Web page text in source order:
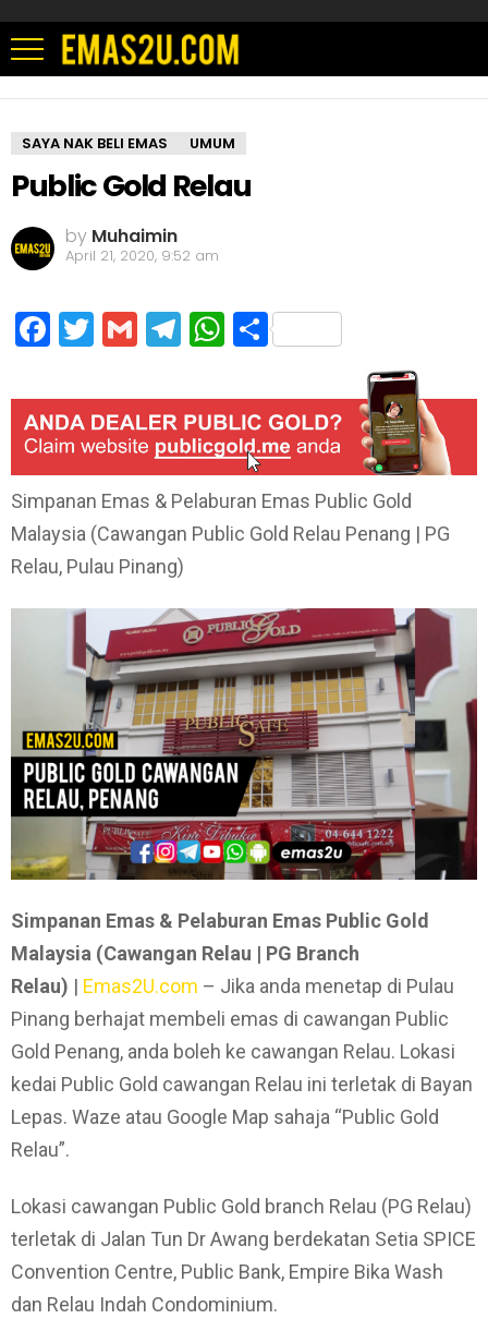
SAYA NAK BELI EMAS UMUM
Public Gold Relau
by Muhaimin
April 21, 2020, 9:52 am
Facebook
Twitter
GmailTelegram
WhatsApp
Share
Simpanan Emas & Pelaburan Emas Public Gold
Malaysia (Cawangan Public Gold Relau Penang | PG
Relau, Pulau Pinang)
Simpanan Emas & Pelaburan Emas Public Gold
Malaysia (Cawangan Relau | PG Branch
Relau) | Emas2U.com – Jika anda menetap di Pulau
Pinang berhajat membeli emas di cawangan Public
Gold Penang, anda boleh ke cawangan Relau. Lokasi
kedai Public Gold cawangan Relau ini terletak di Bayan
Lepas. Waze atau Google Map sahaja “Public Gold
Relau”.
Lokasi cawangan Public Gold branch Relau (PG Relau)
terletak di Jalan Tun Dr Awang berdekatan Setia SPICE
Convention Centre, Public Bank, Empire Bika Wash
dan Relau Indah Condominium.